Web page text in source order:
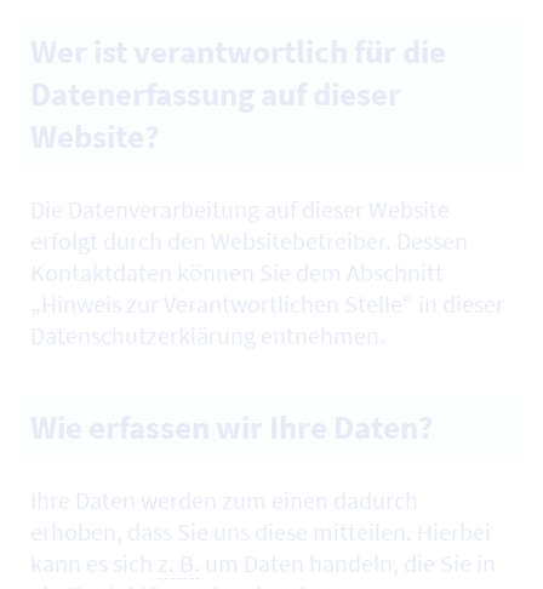
Die Datenverarbeitung auf dieser Website
erfolgt durch den Websitebetreiber. Dessen
Kontaktdaten können Sie dem Abschnitt
„Hinweis zur Verantwortlichen Stelle“ in dieser
Datenschutzerklärung entnehmen.
Ihre Daten werden zum einen dadurch
erhoben, dass Sie uns diese mitteilen. Hierbei
kann es sich z. B. um Daten handeln, die Sie in